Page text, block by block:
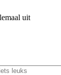
uit